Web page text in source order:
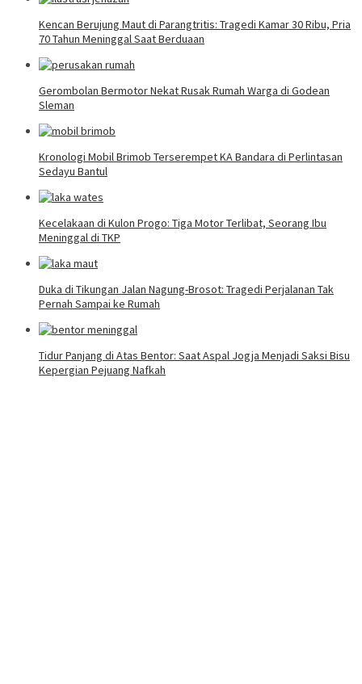
Kencan Berujung Maut di Parangtritis: Tragedi Kamar 30 Ribu, Pria
70 Tahun Meninggal Saat Berduaan
Gerombolan Bermotor Nekat Rusak Rumah Warga di Godean
Sleman
Kronologi Mobil Brimob Terserempet KA Bandara di Perlintasan
Sedayu Bantul
Kecelakaan di Kulon Progo: Tiga Motor Terlibat, Seorang Ibu
Meninggal di TKP
Duka di Tikungan Jalan Nagung-Brosot: Tragedi Perjalanan Tak
Pernah Sampai ke Rumah
Tidur Panjang di Atas Bentor: Saat Aspal Jogja Menjadi Saksi Bisu
Kepergian Pejuang Nafkah